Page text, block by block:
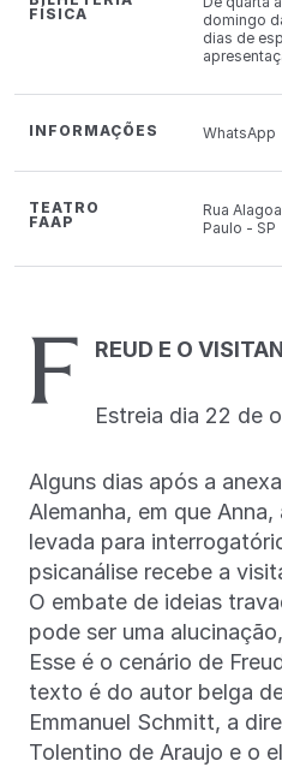
FÍSICA
domingo
dias de
INFORMAÇÕES WhatsApp
TEATRO
FAAP
Rua
Paulo - SP
F REUD E O
Estreia dia 22 de
Alguns dias após a
Alemanha, em que
levada para
psicanálise recebe a
O embate de ideias
pode ser uma
Esse é o cenário de
texto é do autor belga
Emmanuel Schmitt, a
Tolentino de Araujo e o